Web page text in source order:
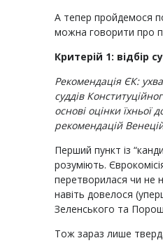
А тепер пройдемося
можна говорити про
Критерій 1: відбір
Рекомендація ЄК:
суддів
основі оцінки їхньої
рекомендацій
Перший пункт із
розуміють.
перетворилася чи не
навіть довелося
Зеленського та
Тож зараз лише